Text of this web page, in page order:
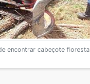
encontrar cabeçote